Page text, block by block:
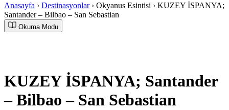
Anasayfa › Destinasyonlar › Okyanus Esintisi › KUZEY İSPANYA;
Santander – Bilbao – San Sebastian
Okuma Modu
KUZEY İSPANYA; Santander
– Bilbao – San Sebastian